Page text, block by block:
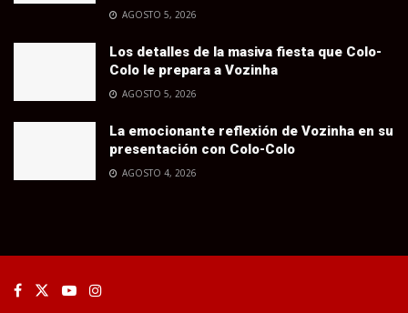
AGOSTO 5, 2026
Los detalles de la masiva fiesta que Colo-
Colo le prepara a Vozinha
AGOSTO 5, 2026
La emocionante reflexión de Vozinha en su
presentación con Colo-Colo
AGOSTO 4, 2026